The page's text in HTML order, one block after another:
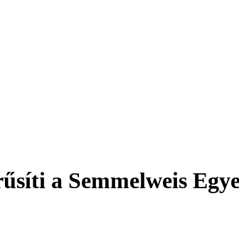
a Semmelweis